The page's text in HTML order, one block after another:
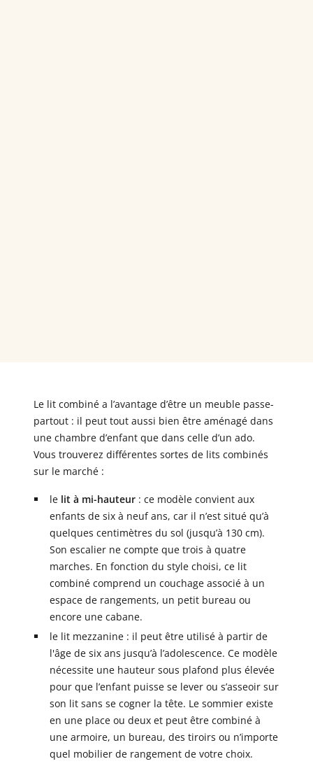
Le lit combiné a l’avantage d’être un meuble passe-
partout : il peut tout aussi bien être aménagé dans
une chambre d’enfant que dans celle d’un ado.
Vous trouverez différentes sortes de lits combinés
sur le marché :
le lit à mi-hauteur: ce modèle convient aux
enfants de six à neuf ans, car il n’est situé qu’à
quelques centimètres du sol (jusqu’à 130 cm).
Son escalier ne compte que trois à quatre
marches. En fonction du style choisi, ce lit
combiné comprend un couchage associé à un
espace de rangements, un petit bureau ou
encore une cabane.
le lit mezzanine: il peut être utilisé à partir de
l'âge de six ans jusqu’à l’adolescence. Ce modèle
nécessite une hauteur sous plafond plus élevée
pour que l’enfant puisse se lever ou s’asseoir sur
son lit sans se cogner la tête. Le sommier existe
en une place ou deux et peut être combiné à
une armoire, un bureau, des tiroirs ou n’importe
quel mobilier de rangement de votre choix.